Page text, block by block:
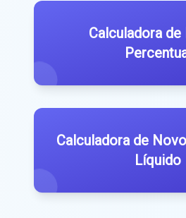
Calculadora de
Calculadora de
Líquido